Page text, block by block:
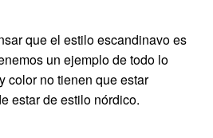
que el estilo escandinavo es
un ejemplo de todo lo
color no tienen que estar
estar de estilo nórdico.